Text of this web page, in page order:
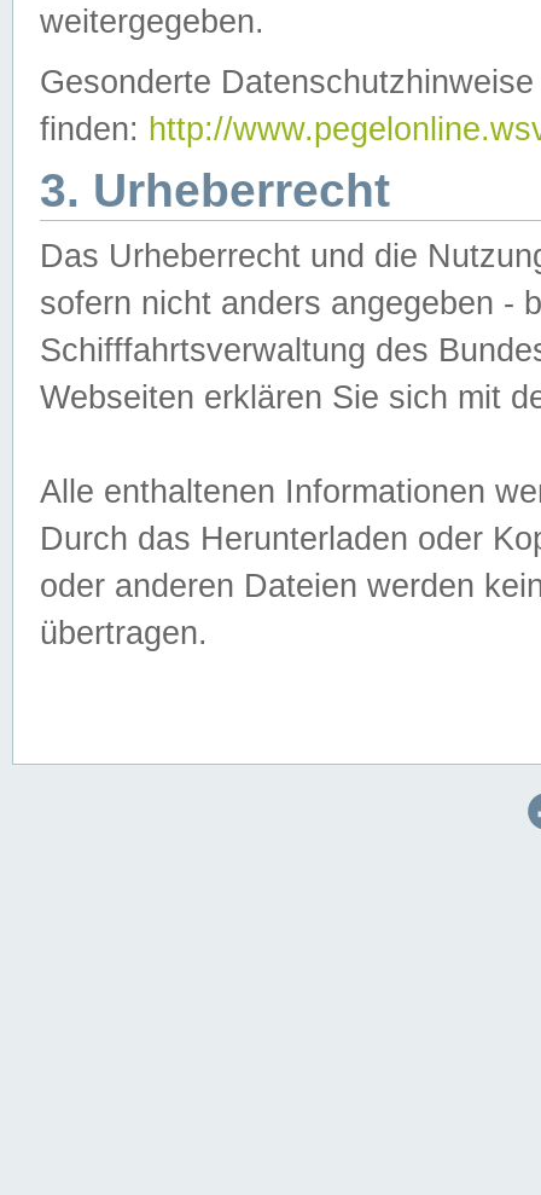
weitergegeben.
Gesonderte
finden: http://
3. Urheberrecht
Das Urheberrecht und die
sofern nicht anders angegeben -
Schifffahrtsverwaltung des
Webseiten erklären Sie sich mit
Alle enthaltenen Informationen
Durch das Herunterladen oder
oder anderen Dateien werden
übertragen.